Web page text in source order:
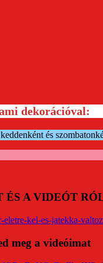
dekorációval:
és
A VIDEÓT
kel-es-jatekka-
meg a videóimat